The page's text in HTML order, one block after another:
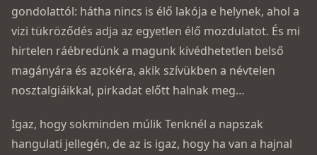
gondolattól: hátha nincs is élő lakója e helynek, ahol a
vizi tükröződés adja az egyetlen élő mozdulatot. És mi
hirtelen ráébredünk a magunk kivédhetetlen belső
magányára és azokéra, akik szívükben a névtelen
nosztalgiáikkal, pirkadat előtt halnak meg…
Igaz, hogy sokminden múlik Tenknél a napszak
hangulati jellegén, de az is igaz, hogy ha van a hajnal